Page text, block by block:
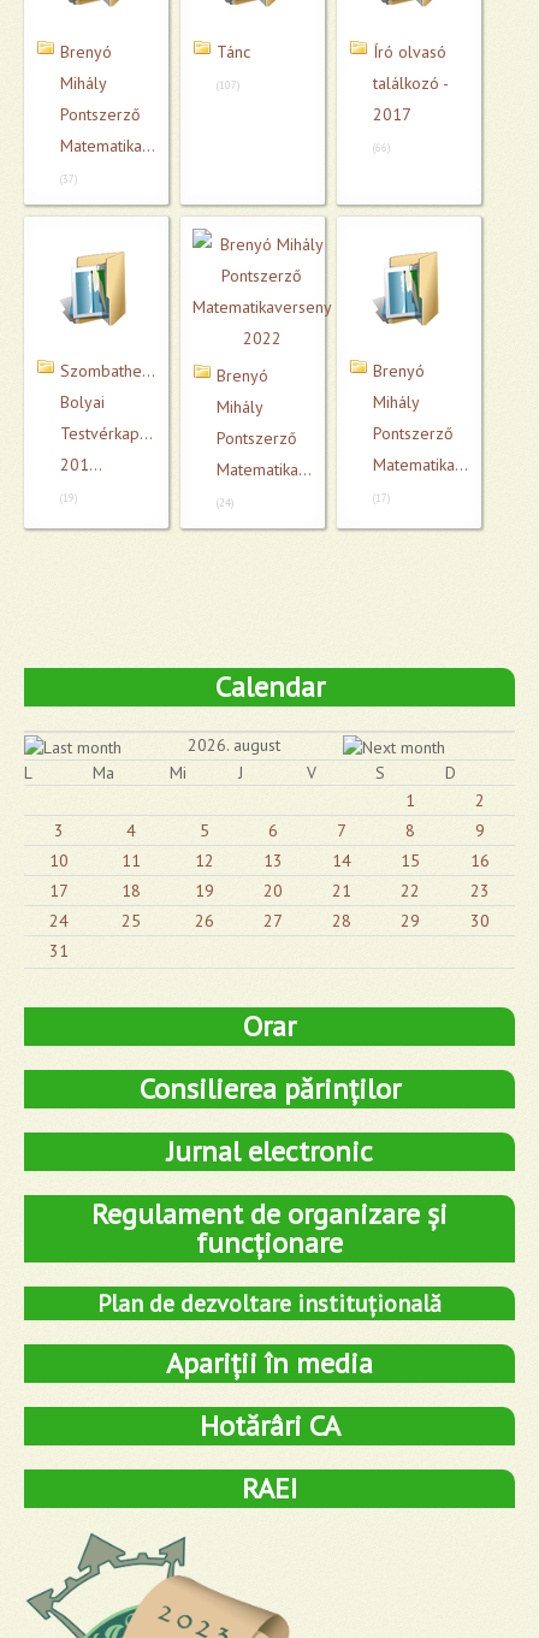
Brenyó
Mihály
Pontszerző
Matematikaverse...
(37)
Tánc
(107)
Író olvasó
találkozó -
2017
(66)
Szombathelyi
Bolyai
Testvérkapcsolat
201...
(19)
Brenyó
Mihály
Pontszerző
Matematikaverse...
(24)
Brenyó
Mihály
Pontszerző
Matematikaverse...
(17)
Calendar
2026. august
L
Ma Mi J V S
D
1
2
3
4 5 6 7 8
9
10
11 12 13 14 15
16
17
18 19 20 21 22
23
24
25 26 27 28 29
30
31
Orar
Consilierea părinților
Jurnal electronic
Regulament de organizare și
funcționare
Plan de dezvoltare instituțională
Apariții în media
Hotărâri CA
RAEI